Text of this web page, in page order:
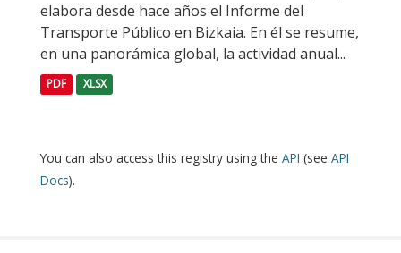
elabora desde hace años el Informe del
Transporte Público en Bizkaia. En él se resume,
en una panorámica global, la actividad anual...
PDF XLSX
You can also access this registry using the API (see API
Docs).